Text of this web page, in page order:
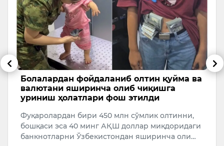
Болалардан фойдаланиб олтин қуйма ва
валютани яширинча олиб чиқишга
уриниш ҳолатлари фош этилди
Фуқаролардан бири 450 млн сўмлик олтинни,
бошқаси эса 40 минг АҚШ доллар миқдоридаги
банкнотларни Ўзбекистондан яширинча оли…